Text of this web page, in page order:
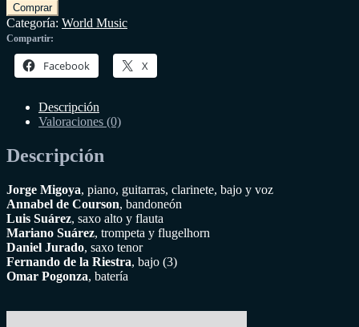
Comprar
Categoría: World Music
Compartir:
Facebook X
Descripción
Valoraciones (0)
Descripción
Jorge Migoya, piano, guitarras, clarinete, bajo y voz
Annabel de Courson, bandoneón
Luis Suárez, saxo alto y flauta
Mariano Suárez, trompeta y flugelhorn
Daniel Jurado, saxo tenor
Fernando de la Riestra, bajo (3)
Omar Pogonza, batería